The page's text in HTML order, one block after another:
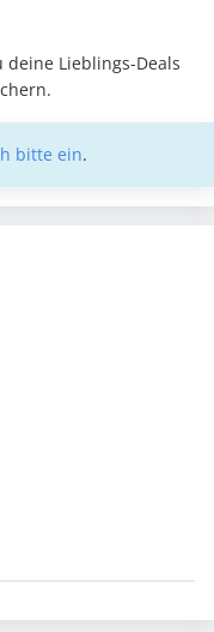
Lieblings-Deals
bitte ein.